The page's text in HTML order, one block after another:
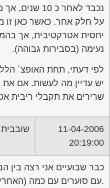
נכבד לאחר כ 10
על חלק אחר. כאשר כאן זו
יחסית אטרקטיבית, אך
נעימה (בסבירות גבוהה).
לפי דעתי, תחת האופצ´
יש עדיין מה לעשות. אם את
שרירים את תקבלי ריבית
11-04-2006
20:19:00
שובבית
כבר שבועיים אני רצה בין
.עם סוערים עם כמה